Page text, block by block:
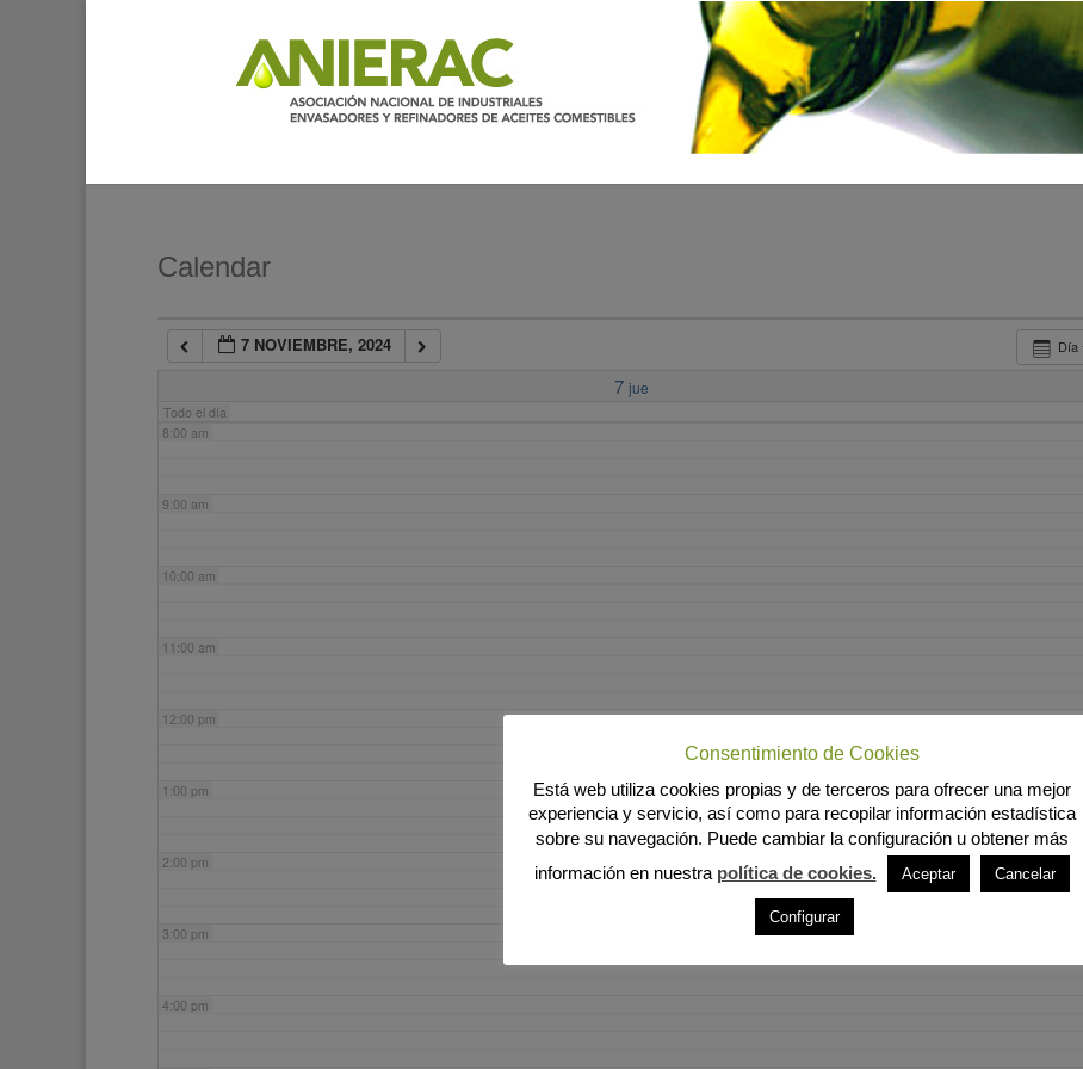
Calendar
Día
7 NOVIEMBRE, 2024
7 jue
Todo el día
7:00 am
8:00 am
9:00 am
10:00 am
11:00 am
12:00 pm
1:00 pm
2:00 pm
3:00 pm
4:00 pm
Consentimiento de Cookies
Está web utiliza cookies propias y de terceros para ofrecer una mejor
experiencia y servicio, así como para recopilar información estadística
sobre su navegación. Puede cambiar la configuración u obtener más
información en nuestra política de cookies. Aceptar Cancelar
Configurar